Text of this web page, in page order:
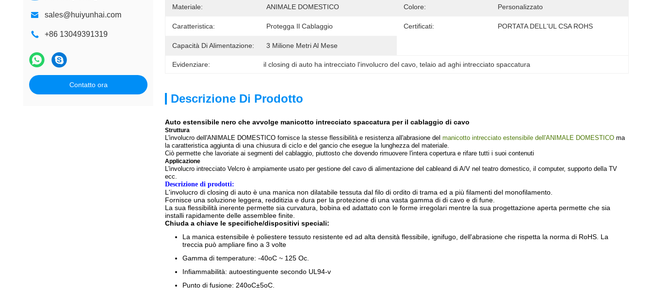
sales@huiyunhai.com
+86 13049391319
Contatto ora
Materiale: ANIMALE DOMESTICO Colore: Personalizzato
Caratteristica: Protegga Il Cablaggio Certificati: PORTATA DELL'UL CSA ROHS
Capacità Di Alimentazione: 3 Milione Metri Al Mese
Evidenziare: il closing di auto ha intrecciato l'involucro del cavo , telaio ad aghi intrecciato spaccatura
Descrizione Di Prodotto
Auto estensibile nero che avvolge manicotto intrecciato spaccatura per il cablaggio di cavo
Struttura
L'involucro dell'ANIMALE DOMESTICO fornisce la stesse flessibilità e resistenza all'abrasione del manicotto intrecciato estensibile dell'ANIMALE DOMESTICO ma
la caratteristica aggiunta di una chiusura di ciclo e del gancio che esegue la lunghezza del materiale.
Ciò permette che lavoriate ai segmenti del cablaggio, piuttosto che dovendo rimuovere l'intera copertura e rifare tutti i suoi contenuti
Applicazione
L'involucro intrecciato Velcro è ampiamente usato per gestione del cavo di alimentazione del cableand di A/V nel teatro domestico, il computer, supporto della TV
ecc.
Descrizione di prodotti:
L'involucro di closing di auto è una manica non dilatabile tessuta dal filo di ordito di trama ed a più filamenti del monofilamento.
Fornisce una soluzione leggera, redditizia e dura per la protezione di una vasta gamma di di cavo e di fune.
La sua flessibilità inerente permette sia curvatura, bobina ed adattato con le forme irregolari mentre la sua progettazione aperta permette che sia
installi rapidamente delle assemblee finite.
Chiuda a chiave le specifiche/dispositivi speciali:
La manica estensibile è poliestere tessuto resistente ed ad alta densità flessibile, ignifugo, dell'abrasione che rispetta la norma di RoHS. La
treccia può ampliare fino a 3 volte
Gamma di temperature: -40oC ~ 125 Oc.
Infiammabilità: autoestinguente secondo UL94-v
Punto di fusione: 240oC±5oC.